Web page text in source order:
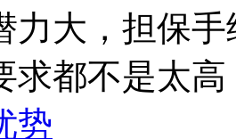
力大，担保
求都不是太
势